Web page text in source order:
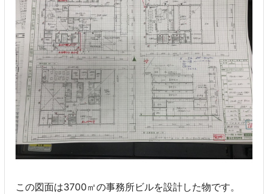
この図面は3700㎡の事務所ビルを設計した物です。